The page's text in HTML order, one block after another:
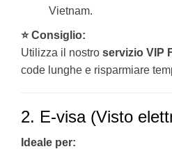
Vietnam.
⭐ Consiglio:
Utilizza il nostro servizio VIP
code lunghe e risparmiare
2. E-visa (Visto
Ideale per: